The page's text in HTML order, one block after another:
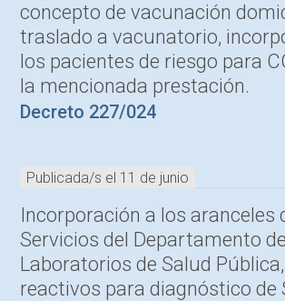
concepto de vacunación
traslado a vacunatorio,
los pacientes de riesgo para
la mencionada prestación.
Decreto 227/024
Publicada/s el 11 de junio
Incorporación a los aranceles
Servicios del Departamento de
Laboratorios de Salud
reactivos para diagnóstico de